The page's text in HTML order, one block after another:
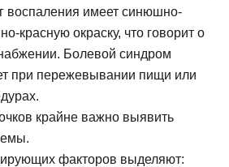
воспаления имеет синюшно-
красную окраску, что говорит о
Болевой синдром
при пережевывании пищи или
крайне важно выявить
факторов выделяют: